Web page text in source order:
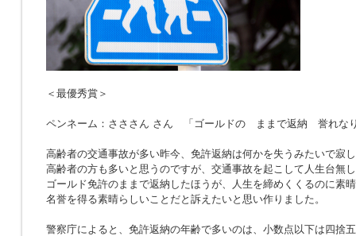
＜最優秀賞＞
ペンネーム：さささん さん 「ゴールドの ままで返納 誉れな
高齢者の交通事故が多い昨今、免許返納は何かを失うみたいで寂
高齢者の方も多いと思うのですが、交通事故を起こして人生台無
ゴールド免許のままで返納したほうが、人生を締めくくるのに素
名誉を得る素晴らしいことだと訴えたいと思い作りました。
警察庁によると、免許返納の年齢で多いのは、小数点以下は四捨